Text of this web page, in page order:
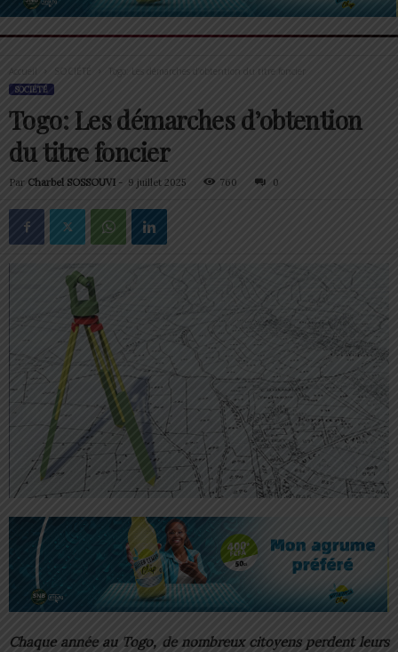
Accueil Togo: Les démarches d’obtention du titre foncier
SOCIÉTÉ
Togo: Les démarches d’obtention
du titre foncier
Par Charbel SOSSOUVI - 9 juillet 2025 760 0
Chaque année au Togo, de nombreux citoyens perdent leurs